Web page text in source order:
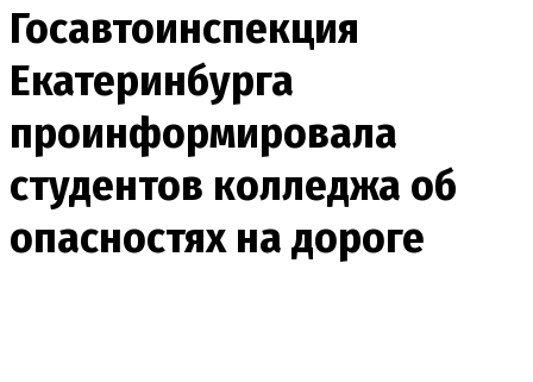
Госавтоинспекция
Екатеринбурга
проинформировала
студентов колледжа об
опасностях на дороге